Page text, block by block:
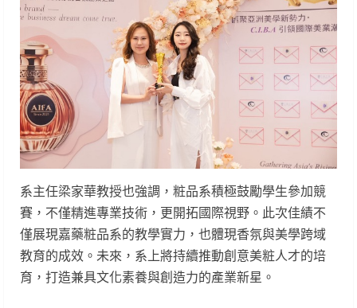
系主任梁家華教授也強調，粧品系積極鼓勵學生參加競
賽，不僅精進專業技術，更開拓國際視野。此次佳績不
僅展現嘉藥粧品系的教學實力，也體現香氛與美學跨域
教育的成效。未來，系上將持續推動創意美粧人才的培
育，打造兼具文化素養與創造力的產業新星。